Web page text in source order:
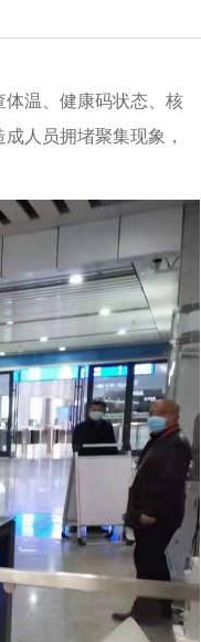
温、健康码状态、核
人员拥堵聚集现象，